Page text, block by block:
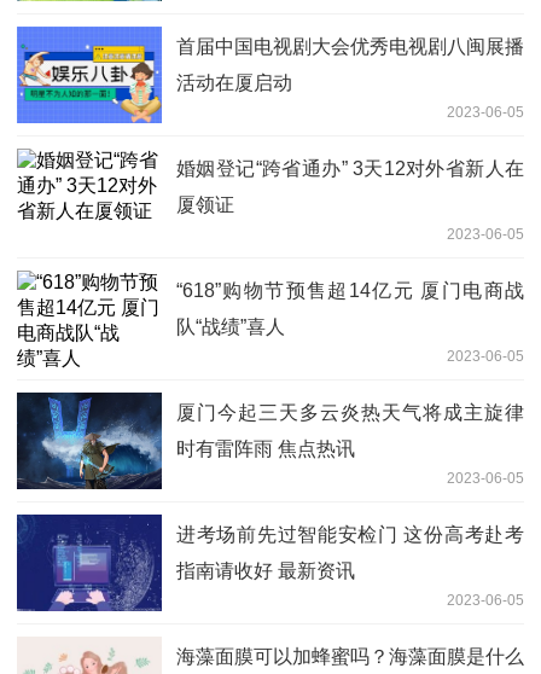
首届中国电视剧大会优秀电视剧八闽展播
活动在厦启动
2023-06-05
婚姻登记“跨省通办” 3天12对外省新人在
厦领证
2023-06-05
“618”购物节预售超14亿元 厦门电商战
队“战绩”喜人
2023-06-05
厦门今起三天多云炎热天气将成主旋律
时有雷阵雨 焦点热讯
2023-06-05
进考场前先过智能安检门 这份高考赴考
指南请收好 最新资讯
2023-06-05
海藻面膜可以加蜂蜜吗？海藻面膜是什么